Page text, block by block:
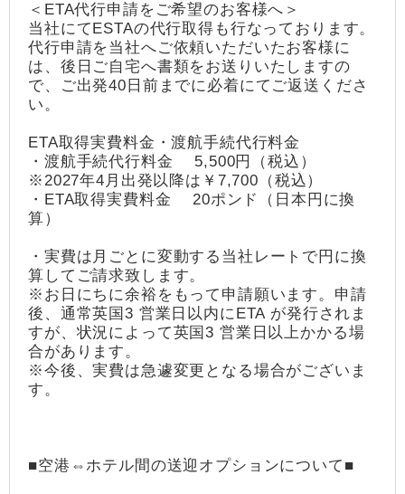
＜ETA代行申請をご希望のお客様へ＞
当社にてESTAの代行取得も行なっております。
代行申請を当社へご依頼いただいたお客様に
は、後日ご自宅へ書類をお送りいたしますの
で、ご出発40日前までに必着にてご返送くださ
い。
ETA取得実費料金・渡航手続代行料金
・渡航手続代行料金 5,500円（税込）
※2027年4月出発以降は￥7,700（税込）
・ETA取得実費料金 20ポンド（日本円に換
算）
・実費は月ごとに変動する当社レートで円に換
算してご請求致します。
※お日にちに余裕をもって申請願います。申請
後、通常英国3 営業日以内にETA が発行されま
すが、状況によって英国3 営業日以上かかる場
合があります。
※今後、実費は急遽変更となる場合がございま
す。
■空港⇔ホテル間の送迎オプションについて■